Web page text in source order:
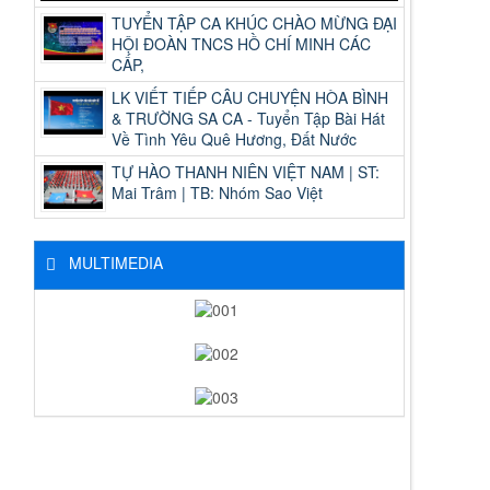
TUYỂN TẬP CA KHÚC CHÀO MỪNG ĐẠI
HỘI ĐOÀN TNCS HỒ CHÍ MINH CÁC
CẤP,
LK VIẾT TIẾP CÂU CHUYỆN HÒA BÌNH
& TRƯỜNG SA CA - Tuyển Tập Bài Hát
Về Tình Yêu Quê Hương, Đất Nước
TỰ HÀO THANH NIÊN VIỆT NAM | ST:
Mai Trâm | TB: Nhóm Sao Việt
MULTIMEDIA